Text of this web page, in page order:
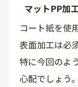
マットPP加
コート紙を使
表面加工は必
特に今回のよ
心配でしょう。